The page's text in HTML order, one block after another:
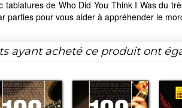
de Who Did You Think I Was du
parties pour vous aider à appréhender le
ayant acheté ce produit ont